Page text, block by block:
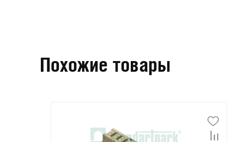
Похожие товары